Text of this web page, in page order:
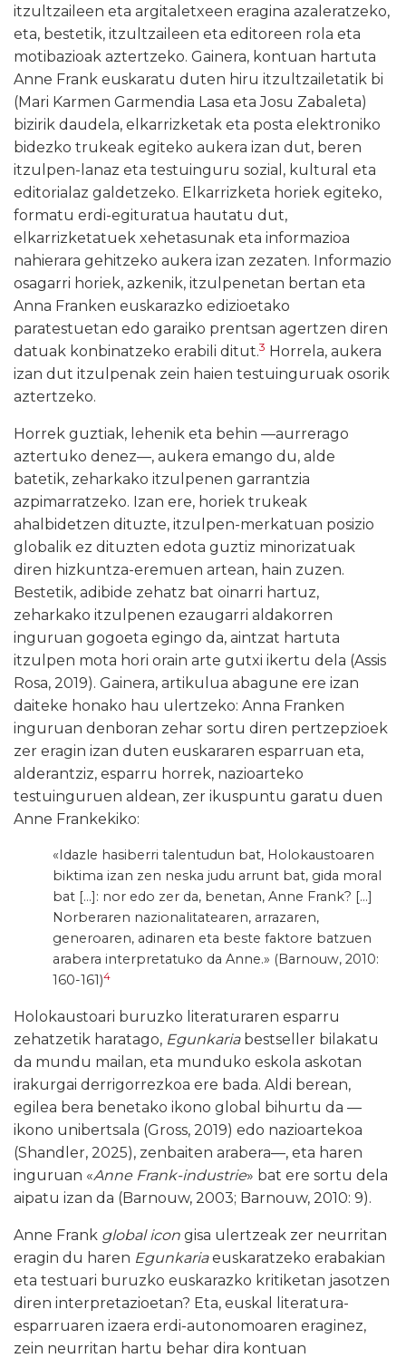
itzultzaileen eta argitaletxeen eragina azaleratzeko,
eta, bestetik, itzultzaileen eta editoreen rola eta
motibazioak aztertzeko. Gainera, kontuan hartuta
Anne Frank euskaratu duten hiru itzultzailetatik bi
(Mari Karmen Garmendia Lasa eta Josu Zabaleta)
bizirik daudela, elkarrizketak eta posta elektroniko
bidezko trukeak egiteko aukera izan dut, beren
itzulpen-lanaz eta testuinguru sozial, kultural eta
editorialaz galdetzeko. Elkarrizketa horiek egiteko,
formatu erdi-egituratua hautatu dut,
elkarrizketatuek xehetasunak eta informazioa
nahierara gehitzeko aukera izan zezaten. Informazio
osagarri horiek, azkenik, itzulpenetan bertan eta
Anna Franken euskarazko edizioetako
paratestuetan edo garaiko prentsan agertzen diren
datuak konbinatzeko erabili ditut.3 Horrela, aukera
izan dut itzulpenak zein haien testuinguruak osorik
aztertzeko.
Horrek guztiak, lehenik eta behin —aurrerago
aztertuko denez—, aukera emango du, alde
batetik, zeharkako itzulpenen garrantzia
azpimarratzeko. Izan ere, horiek trukeak
ahalbidetzen dituzte, itzulpen-merkatuan posizio
globalik ez dituzten edota guztiz minorizatuak
diren hizkuntza-eremuen artean, hain zuzen.
Bestetik, adibide zehatz bat oinarri hartuz,
zeharkako itzulpenen ezaugarri aldakorren
inguruan gogoeta egingo da, aintzat hartuta
itzulpen mota hori orain arte gutxi ikertu dela (Assis
Rosa, 2019). Gainera, artikulua abagune ere izan
daiteke honako hau ulertzeko: Anna Franken
inguruan denboran zehar sortu diren pertzepzioek
zer eragin izan duten euskararen esparruan eta,
alderantziz, esparru horrek, nazioarteko
testuinguruen aldean, zer ikuspuntu garatu duen
Anne Frankekiko:
«Idazle hasiberri talentudun bat, Holokaustoaren
biktima izan zen neska judu arrunt bat, gida moral
bat […]: nor edo zer da, benetan, Anne Frank? […]
Norberaren nazionalitatearen, arrazaren,
generoaren, adinaren eta beste faktore batzuen
arabera interpretatuko da Anne.» (Barnouw, 2010:
160-161)4
Holokaustoari buruzko literaturaren esparru
zehatzetik haratago, Egunkariabestseller bilakatu
da mundu mailan, eta munduko eskola askotan
irakurgai derrigorrezkoa ere bada. Aldi berean,
egilea bera benetako ikono global bihurtu da —
ikono unibertsala (Gross, 2019) edo nazioartekoa
(Shandler, 2025), zenbaiten arabera—, eta haren
inguruan «Anne Frank-industrie» bat ere sortu dela
aipatu izan da (Barnouw, 2003; Barnouw, 2010: 9).
Anne Frank global icon gisa ulertzeak zer neurritan
eragin du haren Egunkariaeuskaratzeko erabakian
eta testuari buruzko euskarazko kritiketan jasotzen
diren interpretazioetan? Eta, euskal literatura-
esparruaren izaera erdi-autonomoaren eraginez,
zein neurritan hartu behar dira kontuan